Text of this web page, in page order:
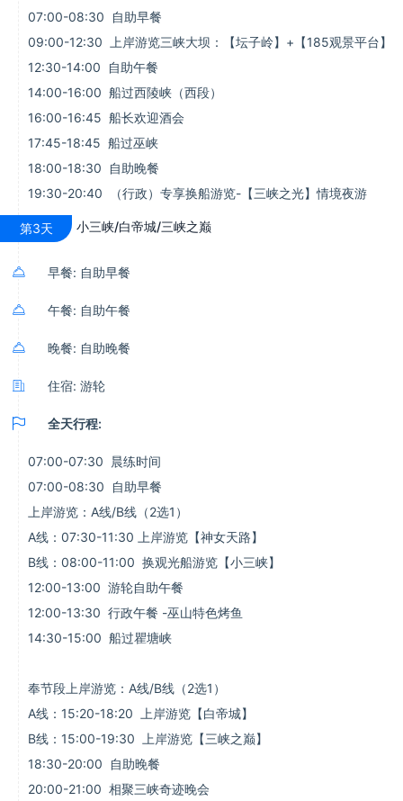
07:00-08:30 自助早餐
09:00-12:30 上岸游览三峡大坝：【坛子岭】+【185观景平台】
12:30-14:00 自助午餐
14:00-16:00 船过西陵峡（西段）
16:00-16:45 船长欢迎酒会
17:45-18:45 船过巫峡
18:00-18:30 自助晚餐
19:30-20:40 （行政）专享换船游览-【三峡之光】情境夜游
第3天 小三峡/白帝城/三峡之巅
 早餐: 自助早餐
 午餐: 自助午餐
 晚餐: 自助晚餐
 住宿: 游轮
 全天行程:
07:00-07:30 晨练时间
07:00-08:30 自助早餐
上岸游览：A线/B线（2选1）
A线：07:30-11:30 上岸游览【神女天路】
B线：08:00-11:00 换观光船游览【小三峡】
12:00-13:00 游轮自助午餐
12:00-13:30 行政午餐 -巫山特色烤鱼
14:30-15:00 船过瞿塘峡
奉节段上岸游览：A线/B线（2选1）
A线：15:20-18:20 上岸游览【白帝城】
B线：15:00-19:30 上岸游览【三峡之巅】
18:30-20:00 自助晚餐
20:00-21:00 相聚三峡奇迹晚会